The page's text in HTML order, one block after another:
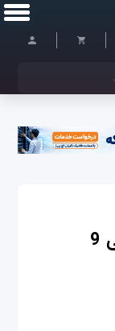
تیزر تبلیغاتی فبلت گلکسی سی 9